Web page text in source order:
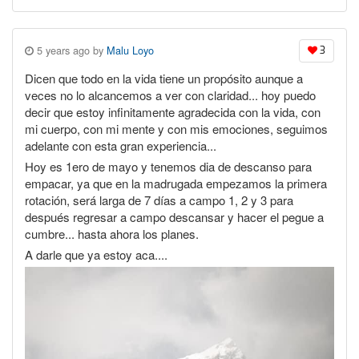
5 years ago by Malu Loyo 3
Dicen que todo en la vida tiene un propósito aunque a
veces no lo alcancemos a ver con claridad... hoy puedo
decir que estoy infinitamente agradecida con la vida, con
mi cuerpo, con mi mente y con mis emociones, seguimos
adelante con esta gran experiencia...
Hoy es 1ero de mayo y tenemos dia de descanso para
empacar, ya que en la madrugada empezamos la primera
rotación, será larga de 7 días a campo 1, 2 y 3 para
después regresar a campo descansar y hacer el pegue a
cumbre... hasta ahora los planes.
A darle que ya estoy aca....